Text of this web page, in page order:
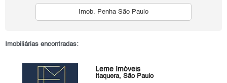
Imob. Penha São Paulo
Imobiliárias encontradas:
Leme Imóveis
Itaquera, São Paulo